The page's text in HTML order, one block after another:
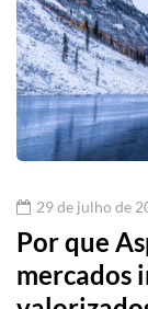
29 de julho de
Por que
mercados